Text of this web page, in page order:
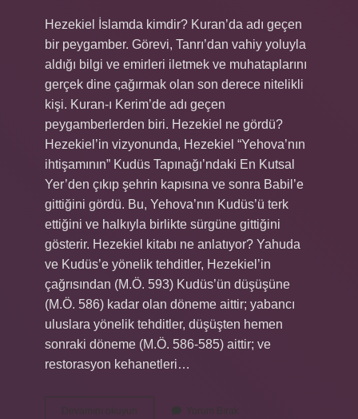
Hezekiel İslamda kimdir? Kuran’da adı geçen
bir peygamber. Görevi, Tanrı’dan vahiy yoluyla
aldığı bilgi ve emirleri iletmek ve muhataplarını
gerçek dine çağırmak olan son derece nitelikli
kişi. Kuran-ı Kerim’de adı geçen
peygamberlerden biri. Hezekiel ne gördü?
Hezekiel’in vizyonunda, Hezekiel “Yehova’nın
ihtişamının” Kudüs Tapınağı’ndaki En Kutsal
Yer’den çıkıp şehrin kapısına ve sonra Babil’e
gittiğini gördü. Bu, Yehova’nın Kudüs’ü terk
ettiğini ve halkıyla birlikte sürgüne gittiğini
gösterir. Hezekiel kitabı ne anlatıyor? Yahuda
ve Kudüs’e yönelik tehditler, Hezekiel’in
çağrısından (M.Ö. 593) Kudüs’ün düşüşüne
(M.Ö. 586) kadar olan döneme aittir; yabancı
uluslara yönelik tehditler, düşüşten hemen
sonraki döneme (M.Ö. 586-585) aittir; ve
restorasyon kehanetleri…
Devamını okuyun
Hezekiel
Yorum Bırak